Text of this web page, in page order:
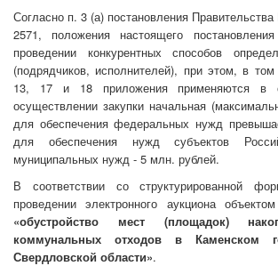
Согласно п. 3 (а) постановления
2571, положения настоящего
проведении конкурентных способов
(подрядчиков, исполнителей), при этом, в
13, 17 и 18 приложения применяются в
осуществлении закупки начальная
для обеспечения федеральных нужд
для обеспечения нужд субъектов
муниципальных нужд - 5 млн. рублей.
В соответствии со структурированной
проведении электронного аукциона
«обустройство мест (площадок)
коммунальных отходов в Каменском
Свердловской области».